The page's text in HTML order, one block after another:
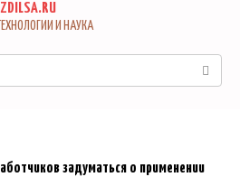
И НАУКА
задуматься о применении